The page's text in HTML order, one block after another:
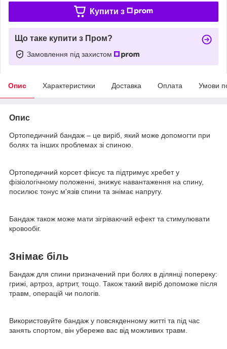
Купити з
Що таке купити з Пром?
Замовлення під захистом
Опис Характеристики Доставка Оплата Умови
Опис
Ортопедичний бандаж – це виріб, який може допомогти при
болях та інших проблемах зі спиною.
Ортопедичний корсет фіксує та підтримує хребет у
фізіологічному положенні, знижує навантаження на спину,
посилює тонус м'язів спини та знімає напругу.
Бандаж також може мати зігріваючий ефект та стимулювати
кровообіг.
Знімає біль
Бандаж для спини призначений при болях в ділянці попереку:
грижі, артроз, артрит, тощо. Також такий виріб допоможе після
травм, операцій чи пологів.
Використовуйте бандаж у повсякденному житті та під час
занять спортом, він убереже вас від можливих травм.